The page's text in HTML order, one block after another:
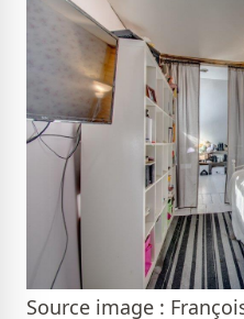
Source image :